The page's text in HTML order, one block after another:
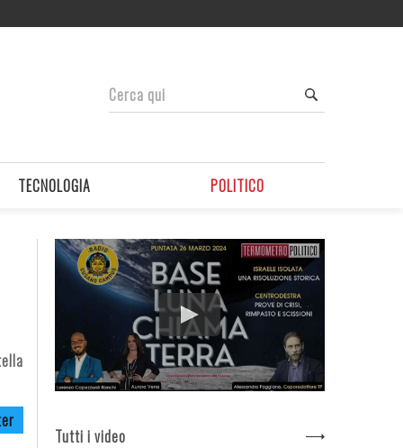
TECNOLOGIA POLITICO
Tutti i video